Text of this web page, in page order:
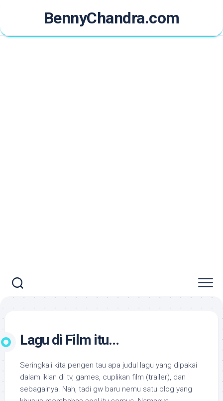
content
BennyChandra.com
Lagu di Film itu…
Seringkali kita pengen tau apa judul lagu yang dipakai
dalam iklan di tv, games, cuplikan film (trailer), dan
sebagainya. Nah, tadi gw baru nemu satu blog yang